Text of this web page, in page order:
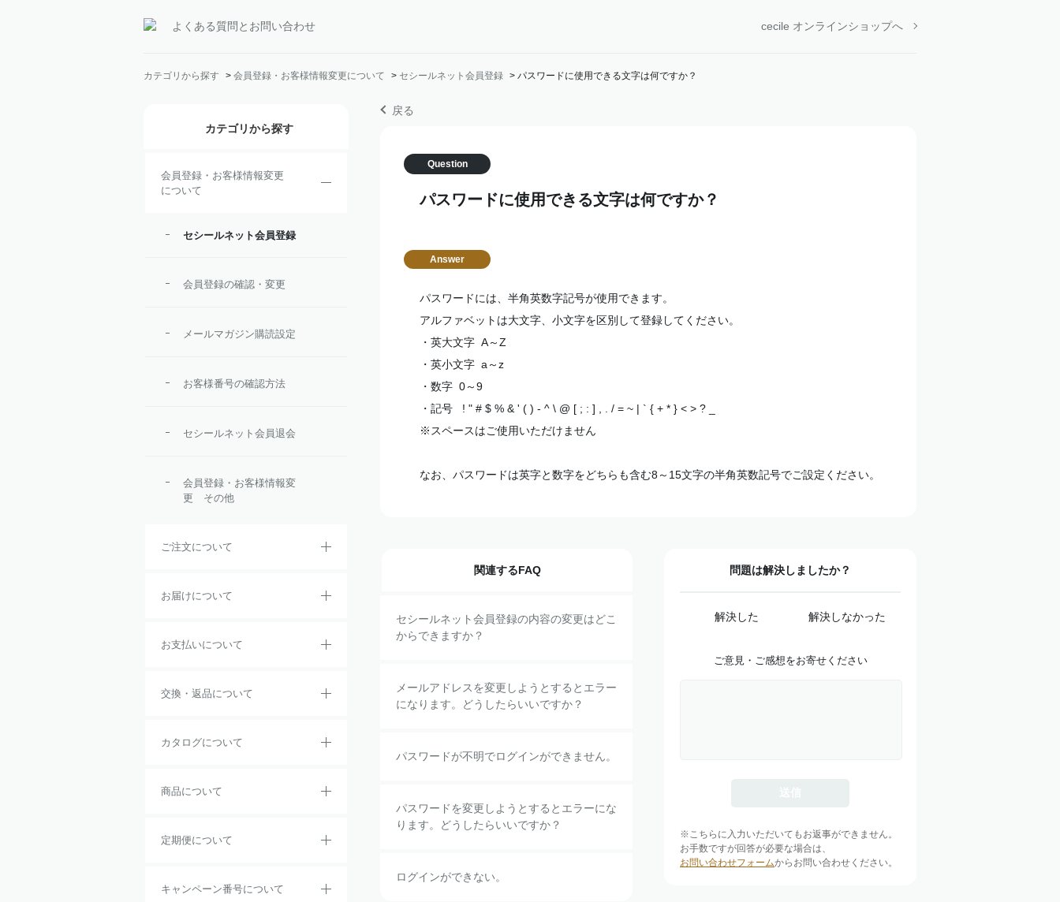
よくある質問とお問い合わせ cecile オンラインショップへ
カテゴリから探す > 会員登録・お客様情報変更について > セシールネット会員登録 > パスワードに使用できる文字は何ですか？
カテゴリから探す
会員登録・お客様情報変更
について
セシールネット会員登録
会員登録の確認・変更
メールマガジン購読設定
お客様番号の確認方法
セシールネット会員退会
会員登録・お客様情報変
更 その他
ご注文について
お届けについて
お支払いについて
交換・返品について
カタログについて
商品について
定期便について
キャンペーン番号について
戻る
パスワードに使用できる文字は何ですか？
パスワードには、半角英数字記号が使用できます。
アルファベットは大文字、小文字を区別して登録してください。
・英大文字 A～Z
・英小文字 a～z
・数字 0～9
・記号 ! " # $ % & ' ( ) - ^ \ @ [ ; : ] , . / = ~ | ` { + * } < > ? _
※スペースはご使用いただけません
なお、パスワードは英字と数字をどちらも含む8～15文字の半角英数記号でご設定ください。
関連するFAQ
セシールネット会員登録の内容の変更はどこ
からできますか？
メールアドレスを変更しようとするとエラー
になります。どうしたらいいですか？
パスワードが不明でログインができません。
パスワードを変更しようとするとエラーにな
ります。どうしたらいいですか？
ログインができない。
問題は解決しましたか？
解決した 解決しなかった
ご意見・ご感想をお寄せください
※こちらに入力いただいてもお返事ができません。
お手数ですが回答が必要な場合は、
お問い合わせフォームからお問い合わせください。